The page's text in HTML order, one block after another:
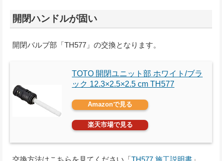
開閉ハンドルが固い
開閉バルブ部「TH577」の交換となります。
TOTO 開閉ユニット部 ホワイト/ブラ
ック 12.3×2.5×2.5 cm TH577
Amazonで見る
楽天市場で見る